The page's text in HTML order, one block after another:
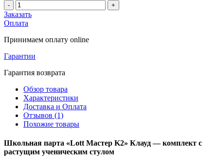
- +
Заказать
Оплата
Принимаем оплату online
Гарантии
Гарантия возврата
Обзор товара
Характеристики
Доставка и Оплата
Отзывов (1)
Похожие товары
Школьная парта «Lott Мастер K2» Клауд — комплект с
растущим ученическим стулом